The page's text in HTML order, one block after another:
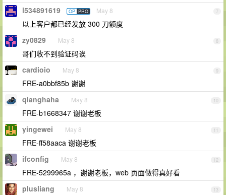
7
l534891619 OP PRO May 8
以上客户都已经发放 300 刀额度
8
zy0829 May 8
哥们收不到验证码诶
9
cardioio May 8
FRE-a0bbf85b 谢谢
10
qianghaha May 8
FRE-b1668347 谢谢老板
11
yingewei May 8
FRE-ff58aaca 谢谢老板
12
ifconfig May 8
FRE-5299965a ，谢谢老板，web 页面做得真好看
13
plusliang May 8